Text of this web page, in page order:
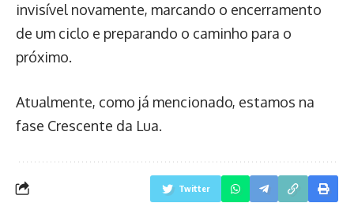
invisível novamente, marcando o encerramento
de um ciclo e preparando o caminho para o
próximo.
Atualmente, como já mencionado, estamos na
fase Crescente da Lua.
Twitter